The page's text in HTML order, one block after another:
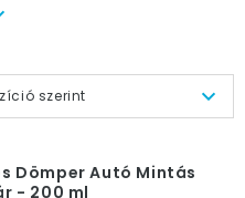
ajánlat
szerint
Dömper Autó Mintás
- 200 ml